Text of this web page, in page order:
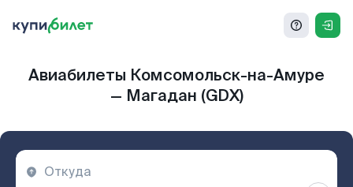
Авиабилеты Комсомольск-на-Амуре
— Магадан (GDX)